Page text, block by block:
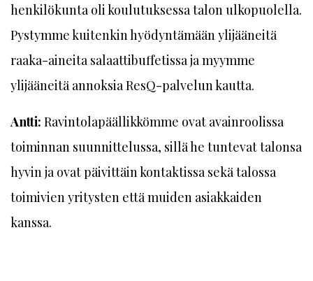
henkilökunta oli koulutuksessa talon ulkopuolella.
Pystymme kuitenkin hyödyntämään ylijääneitä
raaka-aineita salaattibuffetissa ja myymme
ylijääneitä annoksia ResQ-palvelun kautta.
Antti: Ravintolapäällikkömme ovat avainroolissa
toiminnan suunnittelussa, sillä he tuntevat talonsa
hyvin ja ovat päivittäin kontaktissa sekä talossa
toimivien yritysten että muiden asiakkaiden
kanssa.